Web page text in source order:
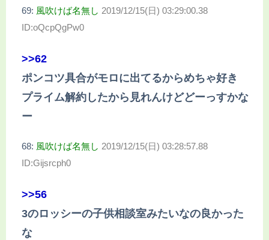
69: 風吹けば名無し 2019/12/15(日) 03:29:00.38
ID:oQcpQgPw0
>>62
ポンコツ具合がモロに出てるからめちゃ好き
プライム解約したから見れんけどどーっすかな
ー
68: 風吹けば名無し 2019/12/15(日) 03:28:57.88
ID:Gijsrcph0
>>56
3のロッシーの子供相談室みたいなの良かった
な